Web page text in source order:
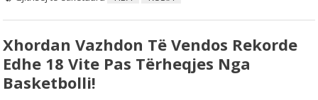
Xhordan Vazhdon Të Vendos Rekorde
Edhe 18 Vite Pas Tërheqjes Nga
Basketbolli!